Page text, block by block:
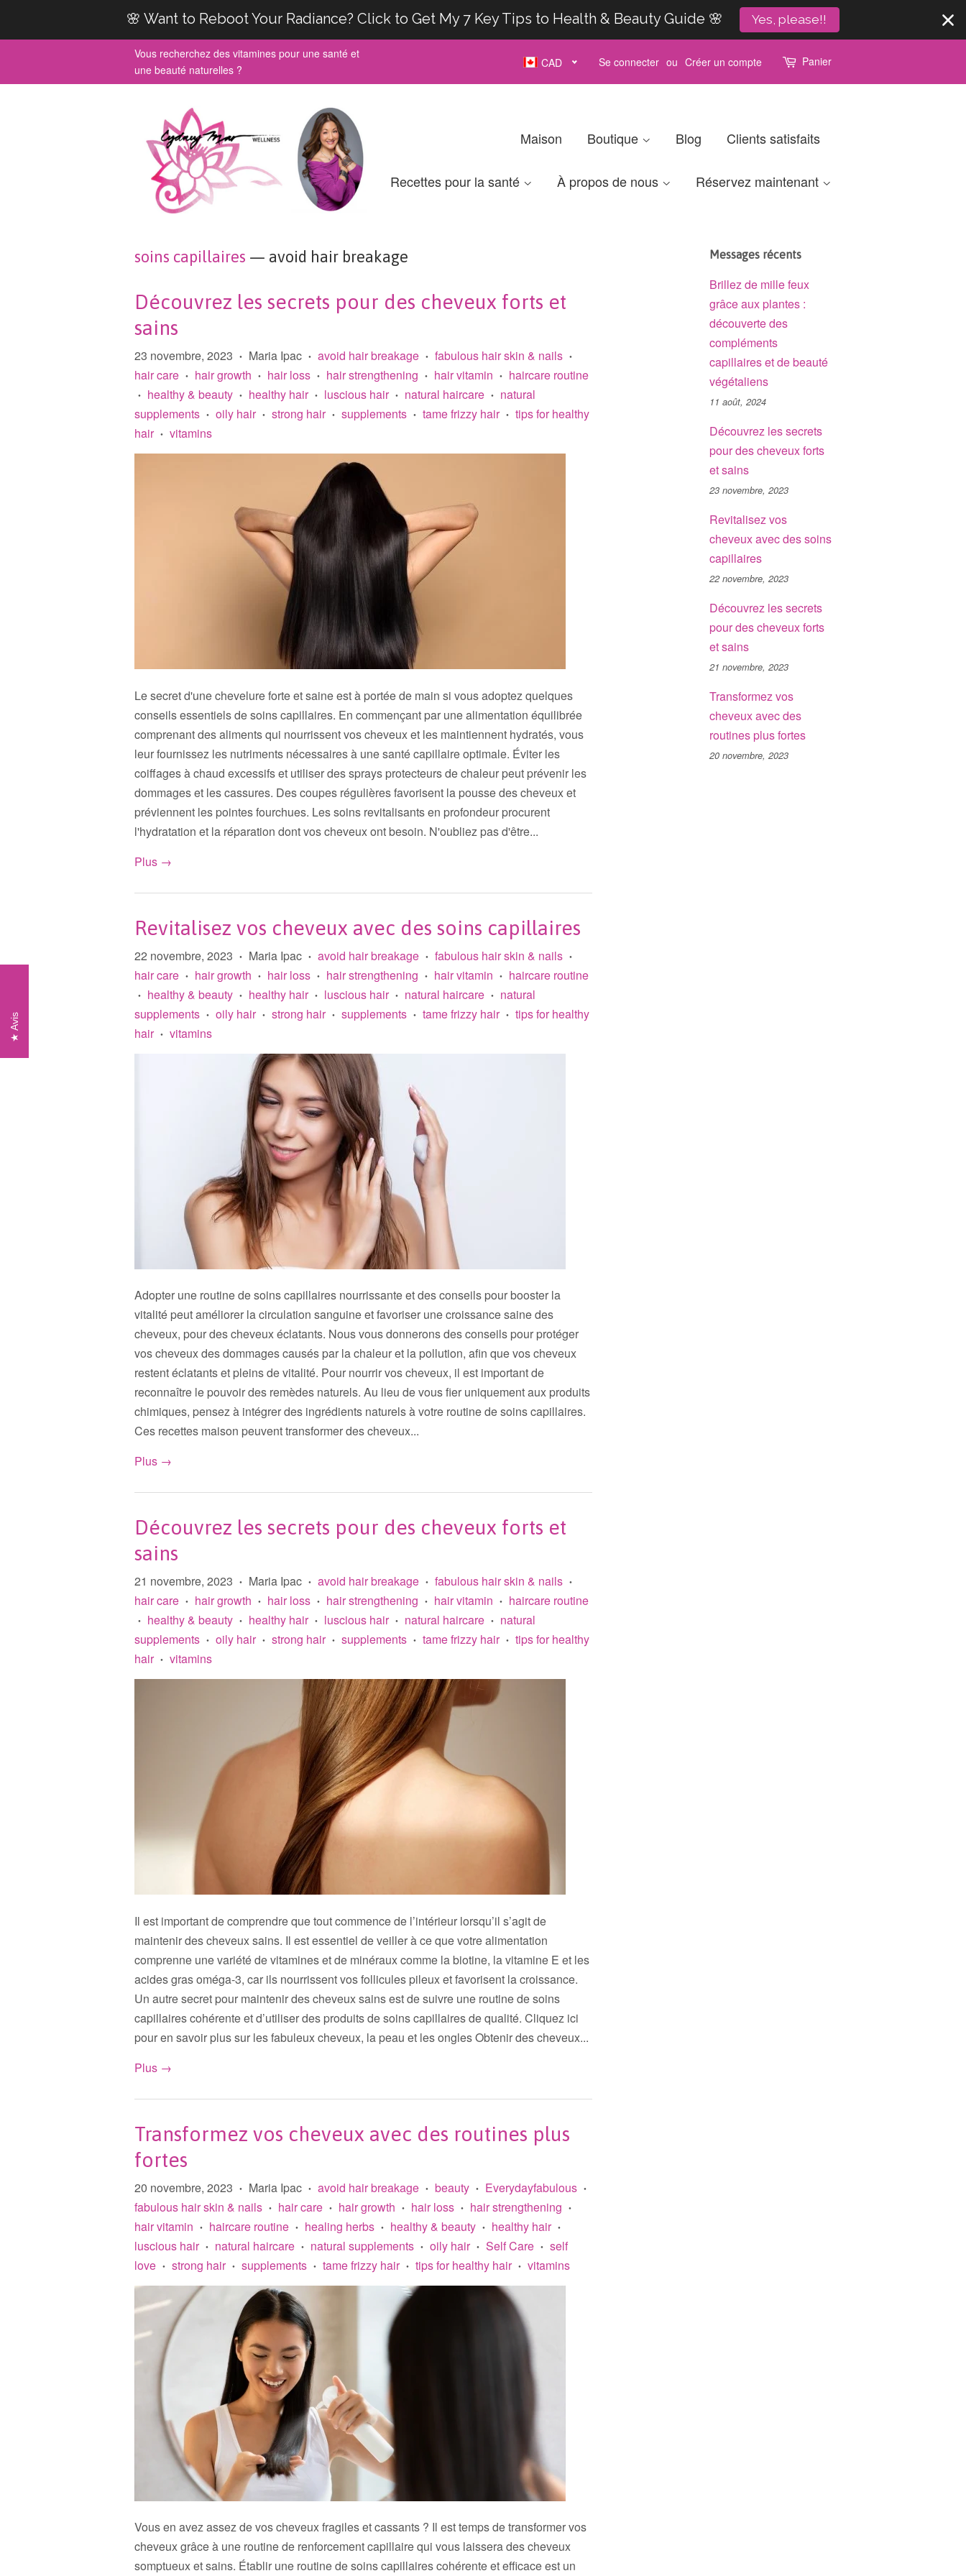
🌸 Want to Reboot Your Radiance? Click to Get My 7 Key Tips to Health & Beauty Guide 🌸 Yes, please!!
Vous recherchez des vitamines pour une santé et
une beauté naturelles ?
CAD Se connecter ou Créer un compte Panier
Maison Boutique Blog Clients satisfaits
Recettes pour la santé À propos de nous Réservez maintenant
soins capillaires — avoid hair breakage
Découvrez les secrets pour des cheveux forts et
sains
23 novembre, 2023 • Maria Ipac • avoid hair breakage • fabulous hair skin & nails •
hair care • hair growth • hair loss • hair strengthening • hair vitamin • haircare routine
• healthy & beauty • healthy hair • luscious hair • natural haircare •
natural
supplements • oily hair • strong hair • supplements • tame frizzy hair • tips for healthy
hair • vitamins
Le secret d'une chevelure forte et saine est à portée de main si vous adoptez quelques
conseils essentiels de soins capillaires. En commençant par une alimentation équilibrée
comprenant des aliments qui nourrissent vos cheveux et les maintiennent hydratés, vous
leur fournissez les nutriments nécessaires à une santé capillaire optimale. Éviter les
coiffages à chaud excessifs et utiliser des sprays protecteurs de chaleur peut prévenir les
dommages et les cassures. Des coupes régulières favorisent la pousse des cheveux et
préviennent les pointes fourchues. Les soins revitalisants en profondeur procurent
l'hydratation et la réparation dont vos cheveux ont besoin. N'oubliez pas d'être...
Plus →
Revitalisez vos cheveux avec des soins capillaires
22 novembre, 2023 • Maria Ipac • avoid hair breakage • fabulous hair skin & nails •
hair care • hair growth • hair loss • hair strengthening • hair vitamin • haircare routine
• healthy & beauty • healthy hair • luscious hair • natural haircare •
natural
supplements • oily hair • strong hair • supplements • tame frizzy hair • tips for healthy
hair • vitamins
Adopter une routine de soins capillaires nourrissante et des conseils pour booster la
vitalité peut améliorer la circulation sanguine et favoriser une croissance saine des
cheveux, pour des cheveux éclatants. Nous vous donnerons des conseils pour protéger
vos cheveux des dommages causés par la chaleur et la pollution, afin que vos cheveux
restent éclatants et pleins de vitalité. Pour nourrir vos cheveux, il est important de
reconnaître le pouvoir des remèdes naturels. Au lieu de vous fier uniquement aux produits
chimiques, pensez à intégrer des ingrédients naturels à votre routine de soins capillaires.
Ces recettes maison peuvent transformer des cheveux...
Plus →
Découvrez les secrets pour des cheveux forts et
sains
21 novembre, 2023 • Maria Ipac • avoid hair breakage • fabulous hair skin & nails •
hair care • hair growth • hair loss • hair strengthening • hair vitamin • haircare routine
• healthy & beauty • healthy hair • luscious hair • natural haircare •
natural
supplements • oily hair • strong hair • supplements • tame frizzy hair • tips for healthy
hair • vitamins
Il est important de comprendre que tout commence de l’intérieur lorsqu’il s’agit de
maintenir des cheveux sains. Il est essentiel de veiller à ce que votre alimentation
comprenne une variété de vitamines et de minéraux comme la biotine, la vitamine E et les
acides gras oméga-3, car ils nourrissent vos follicules pileux et favorisent la croissance.
Un autre secret pour maintenir des cheveux sains est de suivre une routine de soins
capillaires cohérente et d’utiliser des produits de soins capillaires de qualité. Cliquez ici
pour en savoir plus sur les fabuleux cheveux, la peau et les ongles Obtenir des cheveux...
Plus →
Transformez vos cheveux avec des routines plus
fortes
20 novembre, 2023 • Maria Ipac • avoid hair breakage • beauty • Everydayfabulous •
fabulous hair skin & nails • hair care • hair growth • hair loss • hair strengthening •
hair vitamin • haircare routine • healing herbs • healthy & beauty • healthy hair •
luscious hair • natural haircare • natural supplements • oily hair • Self Care • self
love • strong hair • supplements • tame frizzy hair • tips for healthy hair • vitamins
Vous en avez assez de vos cheveux fragiles et cassants ? Il est temps de transformer vos
cheveux grâce à une routine de renforcement capillaire qui vous laissera des cheveux
somptueux et sains. Établir une routine de soins capillaires cohérente et efficace est un
Messages récents
Brillez de mille feux
grâce aux plantes :
découverte des
compléments
capillaires et de beauté
végétaliens
11 août, 2024
Découvrez les secrets
pour des cheveux forts
et sains
23 novembre, 2023
Revitalisez vos
cheveux avec des soins
capillaires
22 novembre, 2023
Découvrez les secrets
pour des cheveux forts
et sains
21 novembre, 2023
Transformez vos
cheveux avec des
routines plus fortes
20 novembre, 2023
Avis